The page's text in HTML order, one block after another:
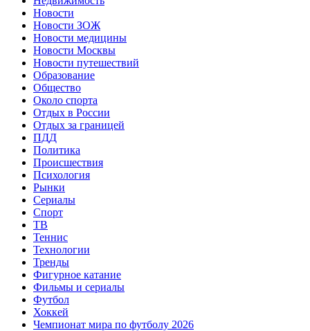
Новости
Новости ЗОЖ
Новости медицины
Новости Москвы
Новости путешествий
Образование
Общество
Около спорта
Отдых в России
Отдых за границей
ПДД
Политика
Происшествия
Психология
Рынки
Сериалы
Спорт
ТВ
Теннис
Технологии
Тренды
Фигурное катание
Фильмы и сериалы
Футбол
Хоккей
Чемпионат мира по футболу 2026